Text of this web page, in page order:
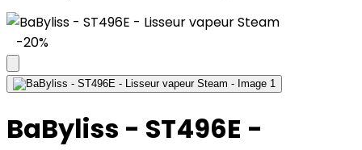
-20%
BaByliss - ST496E -